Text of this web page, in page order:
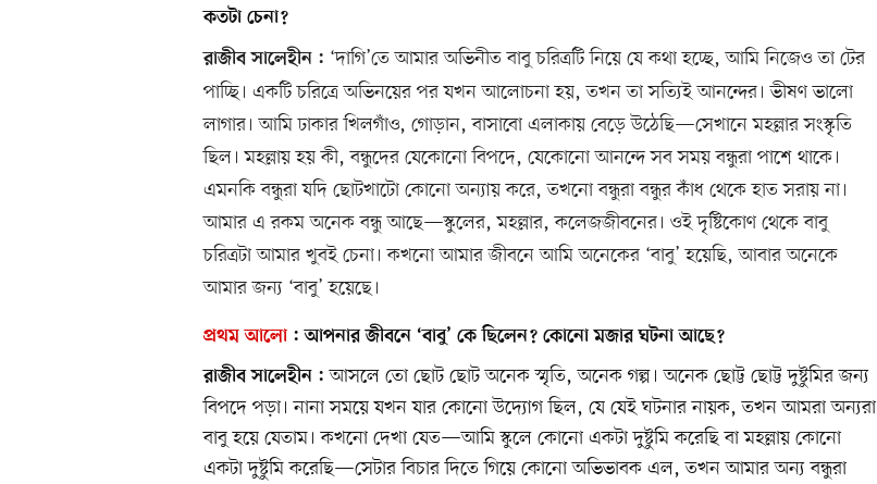
কতটা চেনা?
রাজীব সালেহীন : ‘দাগি’তে আমার অভিনীত বাবু চরিত্রটি নিয়ে যে কথা হচ্ছে, আমি নিজেও তা টের
পাচ্ছি। একটি চরিত্রে অভিনয়ের পর যখন আলোচনা হয়, তখন তা সত্যিই আনন্দের। ভীষণ ভালো
লাগার। আমি ঢাকার খিলগাঁও, গোড়ান, বাসাবো এলাকায় বেড়ে উঠেছি—সেখানে মহল্লার সংস্কৃতি
ছিল। মহল্লায় হয় কী, বন্ধুদের যেকোনো বিপদে, যেকোনো আনন্দে সব সময় বন্ধুরা পাশে থাকে।
এমনকি বন্ধুরা যদি ছোটখাটো কোনো অন্যায় করে, তখনো বন্ধুরা বন্ধুর কাঁধ থেকে হাত সরায় না।
আমার এ রকম অনেক বন্ধু আছে—স্কুলের, মহল্লার, কলেজজীবনের। ওই দৃষ্টিকোণ থেকে বাবু
চরিত্রটা আমার খুবই চেনা। কখনো আমার জীবনে আমি অনেকের ‘বাবু’ হয়েছি, আবার অনেকে
আমার জন্য ‘বাবু’ হয়েছে।
প্রথম আলো:আপনার জীবনে ‘বাবু’ কে ছিলেন? কোনো মজার ঘটনা আছে?
রাজীব সালেহীন :আসলে তো ছোট ছোট অনেক স্মৃতি, অনেক গল্প। অনেক ছোট্ট ছোট্ট দুষ্টুমির জন্য
বিপদে পড়া। নানা সময়ে যখন যার কোনো উদ্যোগ ছিল, যে যেই ঘটনার নায়ক, তখন আমরা অন্যরা
বাবু হয়ে যেতাম। কখনো দেখা যেত—আমি স্কুলে কোনো একটা দুষ্টুমি করেছি বা মহল্লায় কোনো
একটা দুষ্টুমি করেছি—সেটার বিচার দিতে গিয়ে কোনো অভিভাবক এল, তখন আমার অন্য বন্ধুরা